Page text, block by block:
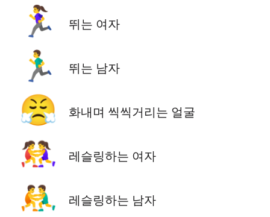
🏃‍♀️ 뛰는 여자
🏃‍♂️ 뛰는 남자
😤 화내며 씩씩거리는 얼굴
🤼‍♀️ 레슬링하는 여자
🤼‍♂️ 레슬링하는 남자